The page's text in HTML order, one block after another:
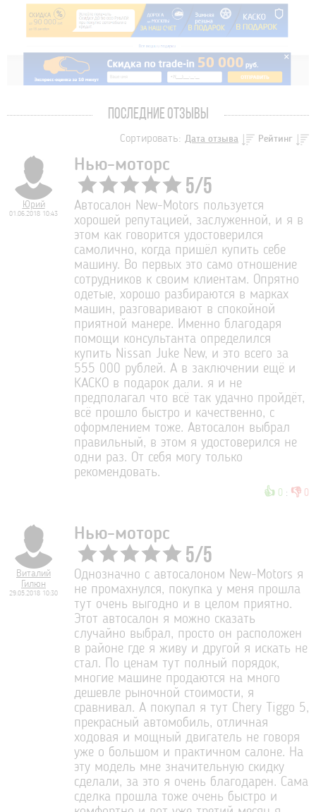
ПОСЛЕДНИЕ ОТЗЫВЫ
Сортировать: Дата отзыва Рейтинг
Юрий
01.06.2018 10:43
Нью-моторс
5/5
Автосалон New-Motors пользуется
хорошей репутацией, заслуженной, и я в
этом как говорится удостоверился
самолично, когда пришёл купить себе
машину. Во первых это само отношение
сотрудников к своим клиентам. Опрятно
одетые, хорошо разбираются в марках
машин, разговаривают в спокойной
приятной манере. Именно благодаря
помощи консультанта определился
купить Nissan Juke New, и это всего за
555 000 рублей. А в заключении ещё и
КАСКО в подарок дали. я и не
предполагал что всё так удачно пройдёт,
всё прошло быстро и качественно, с
оформлением тоже. Автосалон выбрал
правильный, в этом я удостоверился не
одни раз. От себя могу только
рекомендовать.
👍 0 : 👎 0
Виталий
Гилюн
29.05.2018 10:30
Нью-моторс
5/5
Однозначно с автосалоном New-Motors я
не промахнулся, покупка у меня прошла
тут очень выгодно и в целом приятно.
Этот автосалон я можно сказать
случайно выбрал, просто он расположен
в районе где я живу и другой я искать не
стал. По ценам тут полный порядок,
многие машине продаются на много
дешевле рыночной стоимости, я
сравнивал. А покупал я тут Chery Tiggo 5,
прекрасный автомобиль, отличная
ходовая и мощный двигатель не говоря
уже о большом и практичном салоне. На
эту модель мне значительную скидку
сделали, за это я очень благодарен. Сама
сделка прошла тоже очень быстро и